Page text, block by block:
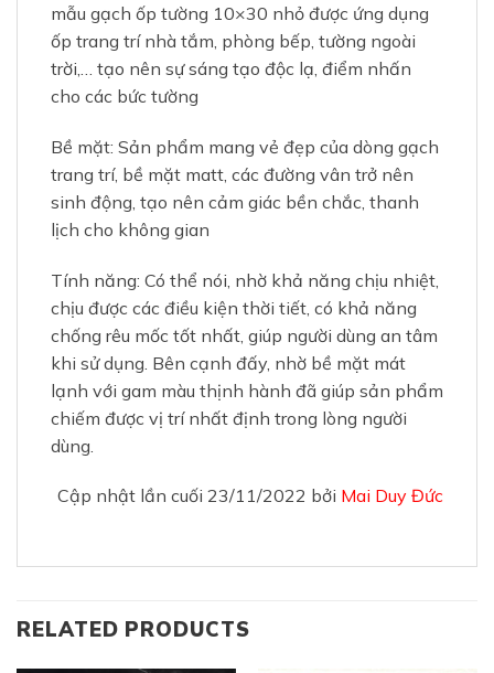
mẫu gạch ốp tường 10×30 nhỏ được ứng dụng
ốp trang trí nhà tắm, phòng bếp, tường ngoài
trời,… tạo nên sự sáng tạo độc lạ, điểm nhấn
cho các bức tường
Bề mặt: Sản phẩm mang vẻ đẹp của dòng gạch
trang trí, bề mặt matt, các đường vân trở nên
sinh động, tạo nên cảm giác bền chắc, thanh
lịch cho không gian
Tính năng: Có thể nói, nhờ khả năng chịu nhiệt,
chịu được các điều kiện thời tiết, có khả năng
chống rêu mốc tốt nhất, giúp người dùng an tâm
khi sử dụng. Bên cạnh đấy, nhờ bề mặt mát
lạnh với gam màu thịnh hành đã giúp sản phẩm
chiếm được vị trí nhất định trong lòng người
dùng.
Cập nhật lần cuối 23/11/2022 bởi Mai Duy Đức
RELATED PRODUCTS